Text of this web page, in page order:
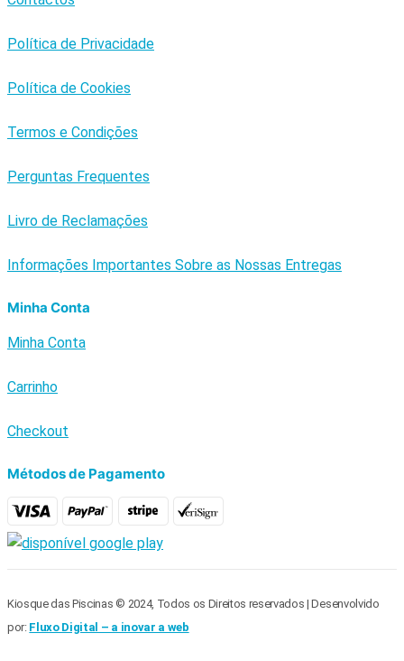
Política de Privacidade
Política de Cookies
Termos e Condições
Perguntas Frequentes
Livro de Reclamações
Informações Importantes Sobre as Nossas Entregas
Minha Conta
Minha Conta
Carrinho
Checkout
Métodos de Pagamento
Kiosque das Piscinas © 2024, Todos os Direitos reservados | Desenvolvido
por: Fluxo Digital – a inovar a web